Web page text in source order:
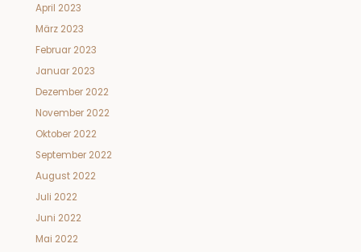
April 2023
März 2023
Februar 2023
Januar 2023
Dezember 2022
November 2022
Oktober 2022
September 2022
August 2022
Juli 2022
Juni 2022
Mai 2022